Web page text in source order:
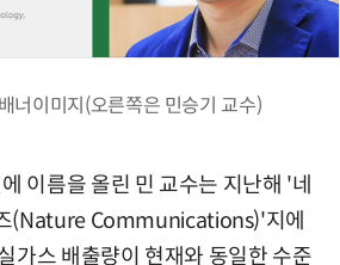
너이미지(오른쪽은 민승기 교수)
이름을 올린 민 교수는 지난해 '네
(Nature Communications)'지에
가스 배출량이 현재와 동일한 수준